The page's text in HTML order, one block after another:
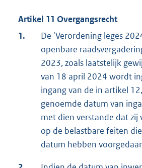
Artikel 11 Overgangsrecht
1.
De 'Verordening leges
openbare
2023, zoals laatstelijk
van 18 april 2024 wordt
ingang van de in artikel
genoemde datum van
met dien verstande dat zij
op de belastbare feiten
datum hebben